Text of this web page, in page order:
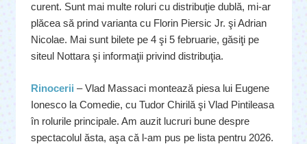
curent. Sunt mai multe roluri cu distribuţie dublă, mi-ar
plăcea să prind varianta cu Florin Piersic Jr. şi Adrian
Nicolae. Mai sunt bilete pe 4 şi 5 februarie, găsiţi pe
siteul Nottara şi informaţii privind distribuţia.
Rinocerii – Vlad Massaci montează piesa lui Eugene
Ionesco la Comedie, cu Tudor Chirilă şi Vlad Pintileasa
în rolurile principale. Am auzit lucruri bune despre
spectacolul ăsta, aşa că l-am pus pe lista pentru 2026.